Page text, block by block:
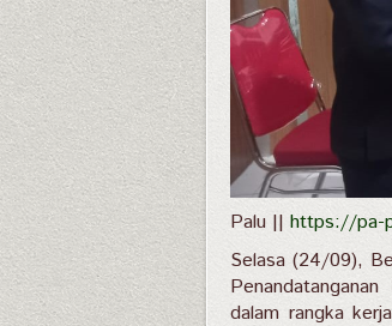
Palu || https://pa-
Selasa (24/09),
dalam rangka